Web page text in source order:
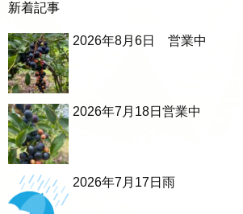
新着記事
2026年8月6日 営業中
2026年7月18日営業中
2026年7月17日雨